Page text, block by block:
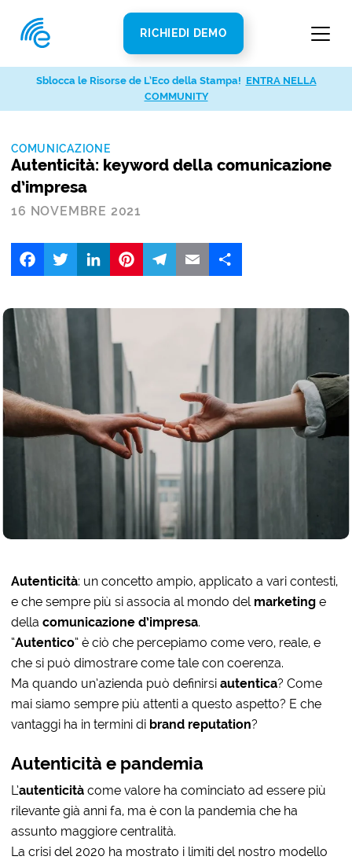
RICHIEDI DEMO
COMUNICAZIONE
Autenticità: keyword della comunicazione
d’impresa
16 NOVEMBRE 2021
FacebookTwitter LinkedIn
Autenticità: un concetto ampio, applicato a vari contesti,
e che sempre più si associa al mondo del marketing e
dellacomunicazione d’impresa.
“Autentico” è ciò che percepiamo come vero, reale, e
che si può dimostrare come tale con coerenza.
Ma quando un’azienda può definirsiautentica? Come
mai siamo sempre più attenti a questo aspetto? E che
vantaggi ha in termini di brand reputation?
Autenticità e pandemia
L’autenticità come valore ha cominciato ad essere più
rilevante già anni fa, ma è con la pandemia che ha
assunto maggiore centralità.
La crisi del 2020 ha mostrato i limiti del nostro modello
Sblocca le Risorse de L’Eco della Stampa! ENTRA NELLA
COMMUNITY